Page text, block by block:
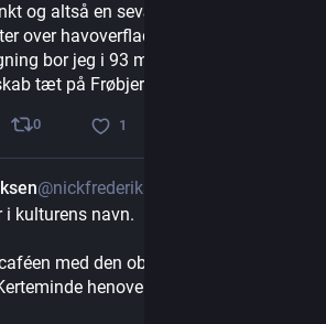
og altså en seværdighed. Den er så
over havoverfladen. Til
bor jeg i 93 meters højde i et
tæt på Frøbjerg bavnehøj.
0 1
@nickfrederiksen
i kulturens navn.
med den obligatoriske iste for så
henover middag.